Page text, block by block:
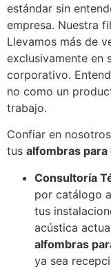
estándar sin
empresa. Nuestra
Llevamos más de
exclusivamente en
corporativo.
no como un
trabajo.
Confiar en
tus alfombras para
Consultoría
por catálogo
tus
acústica
alfombras
ya sea